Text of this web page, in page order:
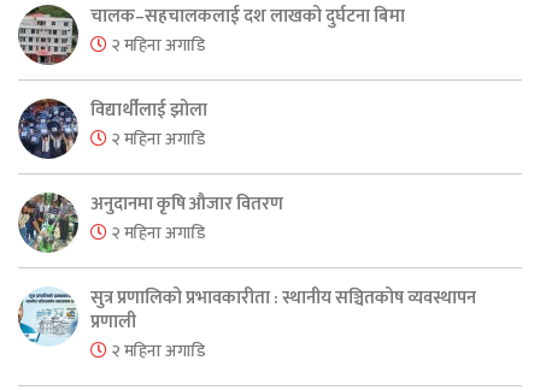
चालक–सहचालकलाई दश लाखको दुर्घटना बिमा
२ महिना अगाडि
विद्यार्थीलाई झोला
२ महिना अगाडि
अनुदानमा कृषि औजार वितरण
२ महिना अगाडि
सुत्र प्रणालिको प्रभावकारीता : स्थानीय सञ्चितकोष व्यवस्थापन
प्रणाली
२ महिना अगाडि